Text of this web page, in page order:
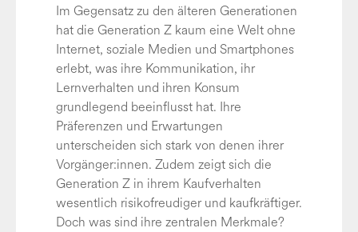
Im Gegensatz zu den älteren Generationen
hat die Generation Z kaum eine Welt ohne
Internet, soziale Medien und Smartphones
erlebt, was ihre Kommunikation, ihr
Lernverhalten und ihren Konsum
grundlegend beeinflusst hat. Ihre
Präferenzen und Erwartungen
unterscheiden sich stark von denen ihrer
Vorgänger:innen. Zudem zeigt sich die
Generation Z in ihrem Kaufverhalten
wesentlich risikofreudiger und kaufkräftiger.
Doch was sind ihre zentralen Merkmale?